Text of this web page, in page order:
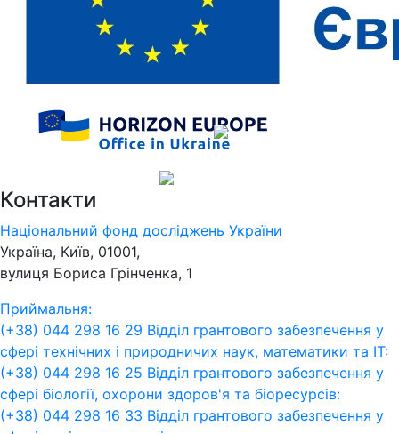
Контакти
Національний фонд досліджень України
Україна, Київ, 01001,
вулиця Бориса Грінченка, 1
Приймальня:
(+38) 044 298 16 29 Відділ грантового забезпечення у
сфері технічних і природничих наук, математики та ІТ:
(+38) 044 298 16 25 Відділ грантового забезпечення у
сфері біології, охорони здоров'я та біоресурсів:
(+38) 044 298 16 33 Відділ грантового забезпечення у